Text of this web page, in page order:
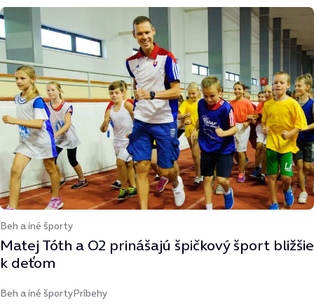
Beh a iné športy
Matej Tóth a O2 prinášajú špičkový šport bližšie
k deťom
Beh a iné športyPríbehy